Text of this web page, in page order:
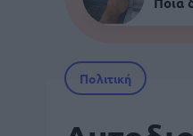
Πολιτική